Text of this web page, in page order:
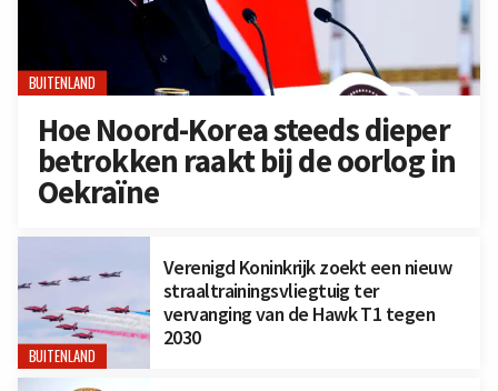
BUITENLAND
Hoe Noord-Korea steeds dieper
betrokken raakt bij de oorlog in
Oekraïne
BUITENLAND
Verenigd Koninkrijk zoekt een nieuw
straaltrainingsvliegtuig ter
vervanging van de Hawk T1 tegen
2030